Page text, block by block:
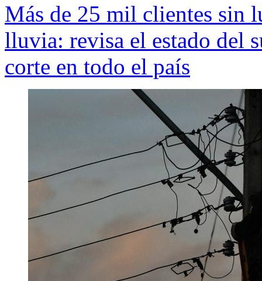
Más de 25 mil clientes sin
lluvia: revisa el estado del
corte en todo el país